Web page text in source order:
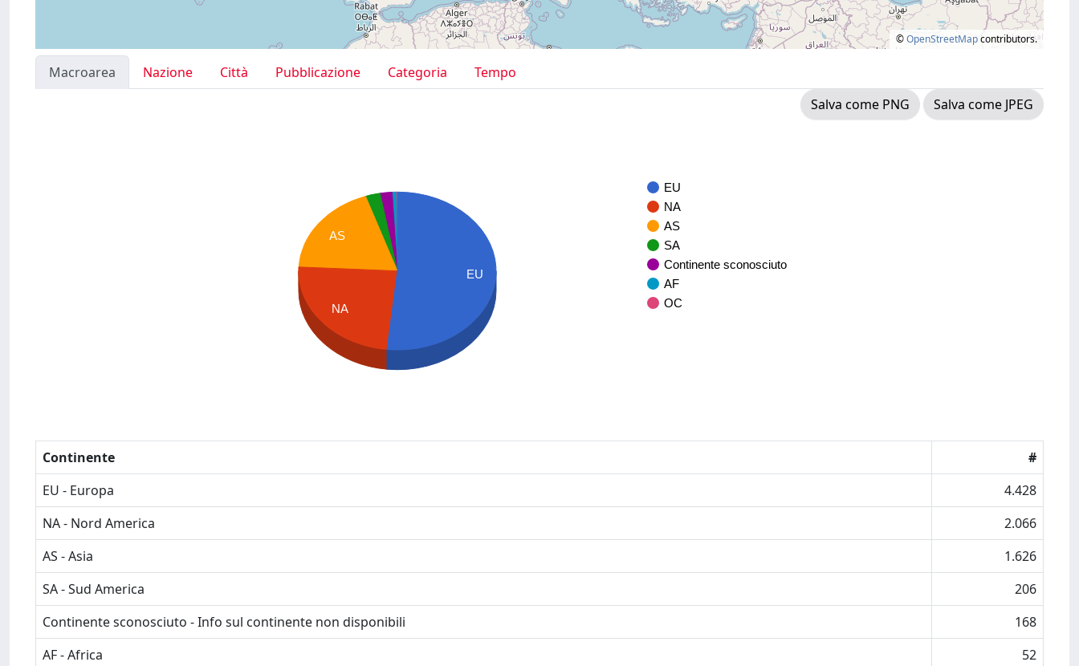
©OpenStreetMapcontributors.
Macroarea Nazione Città Pubblicazione Categoria
Tempo
Salva come PNG
Salva come JPEG
EU
NA
AS
SA
Continente sconosciuto
AF
OC
AS
NA
EU
Continente
#
EU - Europa
4.428
NA - Nord America
2.066
AS - Asia
1.626
SA - Sud America
206
Continente sconosciuto - Info sul continente non disponibili
168
AF - Africa
52